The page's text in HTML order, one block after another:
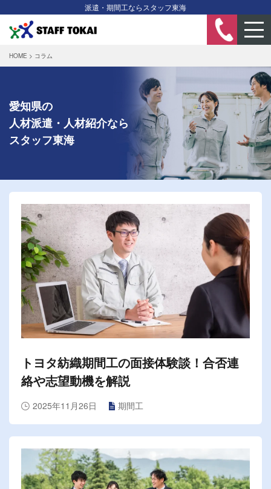
派遣・期間工ならスタッフ東海
HOME > コラム
愛知県の
人材派遣・人材紹介なら
スタッフ東海
トヨタ紡織期間工の面接体験談！合否連
絡や志望動機を解説
2025年11月26日 期間工